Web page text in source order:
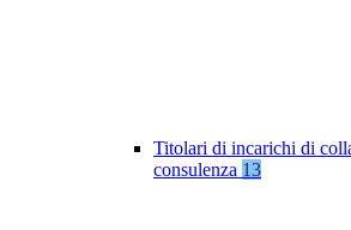
Titolari di incarichi di
consulenza 13